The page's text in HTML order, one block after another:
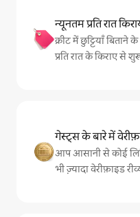
न्यूनतम प्रति रात
क्रीट में छुट्टियाँ
प्रति रात के किराए से
गेस्ट्स के बारे में
आप आसानी से कोई
भी ज़्यादा वेरीफ़ाइड